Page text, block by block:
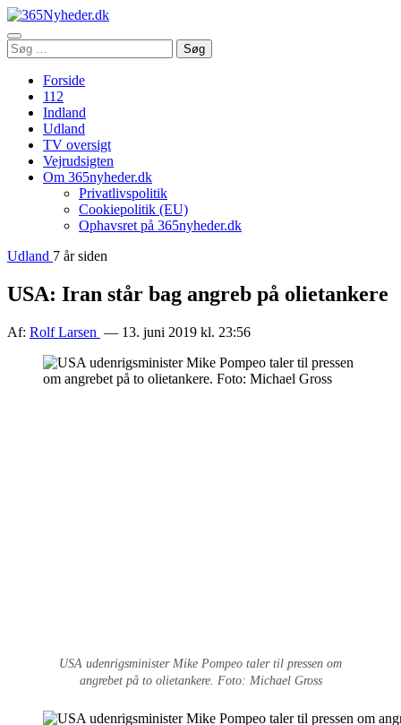
Åbn
menu
Søg
efter:
Søg
Forside
112
Indland
Udland
TV oversigt
Vejrudsigten
Om 365nyheder.dk
Privatlivspolitik
Cookiepolitik (EU)
Ophavsret på 365nyheder.dk
Udland 7 år siden
USA: Iran står bag angreb på olietankere
Af: Rolf Larsen — 13. juni 2019 kl. 23:56
USA udenrigsminister Mike Pompeo taler til pressen om
angrebet på to olietankere. Foto: Michael Gross